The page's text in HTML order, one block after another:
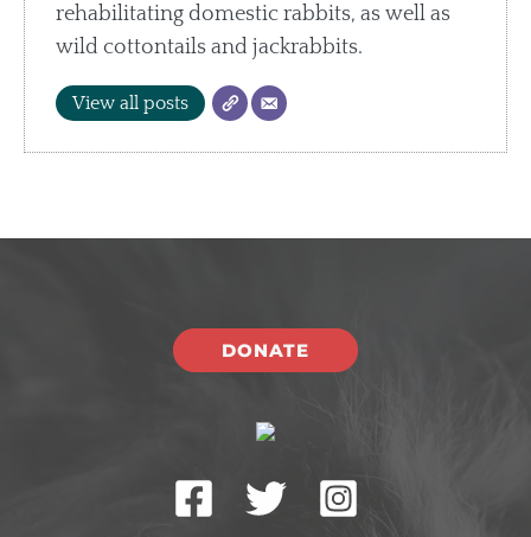
rehabilitating domestic rabbits, as well as
wild cottontails and jackrabbits.
View all posts
DONATE